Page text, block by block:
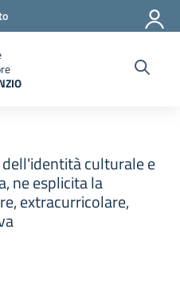
culturale e
ne esplicita la
extracurricolare,